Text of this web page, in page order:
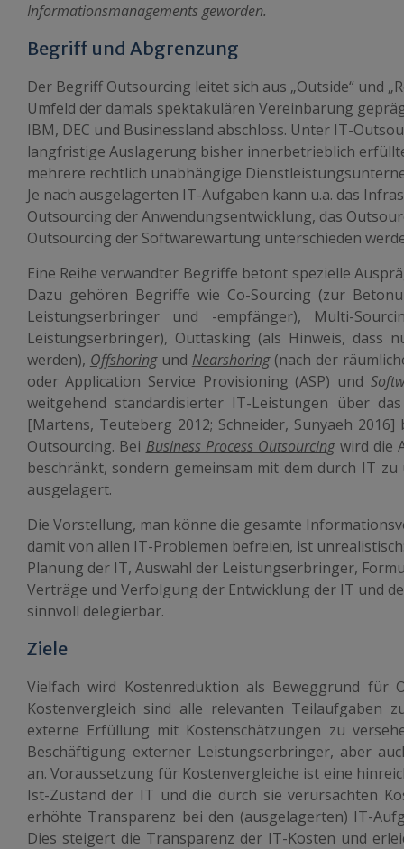
Informationsmanagements geworden.
Begriff und Abgrenzung
Der Begriff Outsourcing leitet sich aus „Outside“ und
Umfeld der damals spektakulären Vereinbarung
IBM, DEC und Businessland abschloss. Unter IT-
langfristige Auslagerung bisher innerbetrieblich
mehrere rechtlich unabhängige
Je nach ausgelagerten IT-Aufgaben kann u.a. das
Outsourcing der Anwendungsentwicklung, das
Outsourcing der Softwarewartung unterschieden
Eine Reihe verwandter Begriffe betont spezielle
Dazu gehören Begriffe wie Co-Sourcing (zur
Leistungserbringer und -empfänger), Multi-
Leistungserbringer), Outtasking (als Hinweis, dass
werden), Offshoringund Nearshoring(nach der
oder Application Service Provisioning (ASP) und
weitgehend standardisierter IT-Leistungen über
[Martens, Teuteberg 2012; Schneider, Sunyaeh
Outsourcing. Bei Business Process Outsourcingwird die
beschränkt, sondern gemeinsam mit dem durch IT
ausgelagert.
Die Vorstellung, man könne die gesamte
damit von allen IT-Problemen befreien, ist
Planung der IT, Auswahl der Leistungserbringer,
Verträge und Verfolgung der Entwicklung der IT und
sinnvoll delegierbar.
Ziele
Vielfach wird Kostenreduktion als Beweggrund für
Kostenvergleich sind alle relevanten
externe Erfüllung mit Kostenschätzungen zu
Beschäftigung externer Leistungserbringer, aber
an. Voraussetzung für Kostenvergleiche ist eine
Ist-Zustand der IT und die durch sie verursachten
erhöhte Transparenz bei den (ausgelagerten) IT-
Dies steigert die Transparenz der IT-Kosten und